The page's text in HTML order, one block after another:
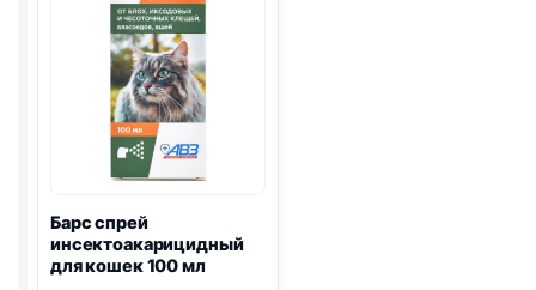
Барс спрей
инсектоакарицидный
для кошек 100 мл